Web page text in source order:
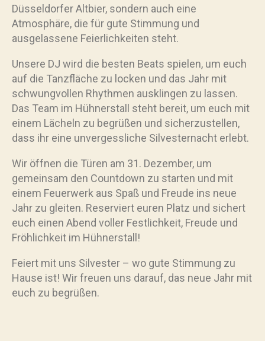
Düsseldorfer Altbier, sondern auch eine
Atmosphäre, die für gute Stimmung und
ausgelassene Feierlichkeiten steht.
Unsere DJ wird die besten Beats spielen, um euch
auf die Tanzfläche zu locken und das Jahr mit
schwungvollen Rhythmen ausklingen zu lassen.
Das Team im Hühnerstall steht bereit, um euch mit
einem Lächeln zu begrüßen und sicherzustellen,
dass ihr eine unvergessliche Silvesternacht erlebt.
Wir öffnen die Türen am 31. Dezember, um
gemeinsam den Countdown zu starten und mit
einem Feuerwerk aus Spaß und Freude ins neue
Jahr zu gleiten. Reserviert euren Platz und sichert
euch einen Abend voller Festlichkeit, Freude und
Fröhlichkeit im Hühnerstall!
Feiert mit uns Silvester – wo gute Stimmung zu
Hause ist! Wir freuen uns darauf, das neue Jahr mit
euch zu begrüßen.